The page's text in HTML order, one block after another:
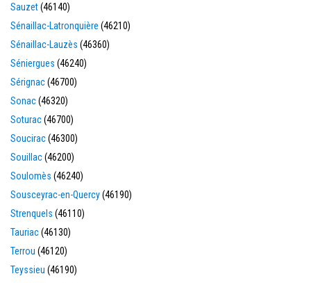
Sauzet(46140)
Sénaillac-Latronquière (46210)
Sénaillac-Lauzès (46360)
Séniergues (46240)
Sérignac(46700)
Sonac(46320)
Soturac(46700)
Soucirac(46300)
Souillac(46200)
Soulomès (46240)
Sousceyrac-en-Quercy(46190)
Strenquels (46110)
Tauriac(46130)
Terrou (46120)
Teyssieu (46190)